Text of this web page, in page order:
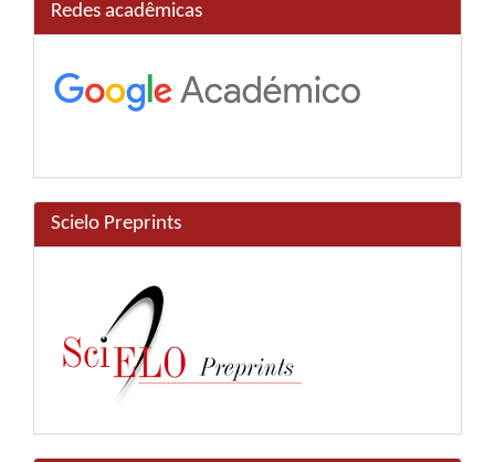
Redes acadêmicas
Scielo Preprints